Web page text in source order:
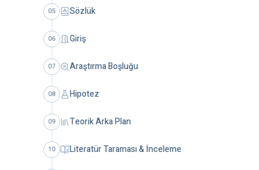
05 Sözlük
06 Giriş
07 Araştırma Boşluğu
08 Hipotez
09 Teorik Arka Plan
10 Literatür Taraması & İnceleme